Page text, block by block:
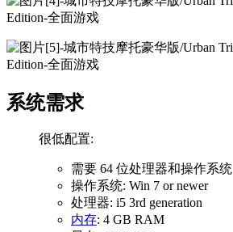
系统需求
很低配置:
需要 64 位处理器和操作系统
操作系统: Win 7 or newer
处理器: i5 3rd generation
内存: 4 GB RAM